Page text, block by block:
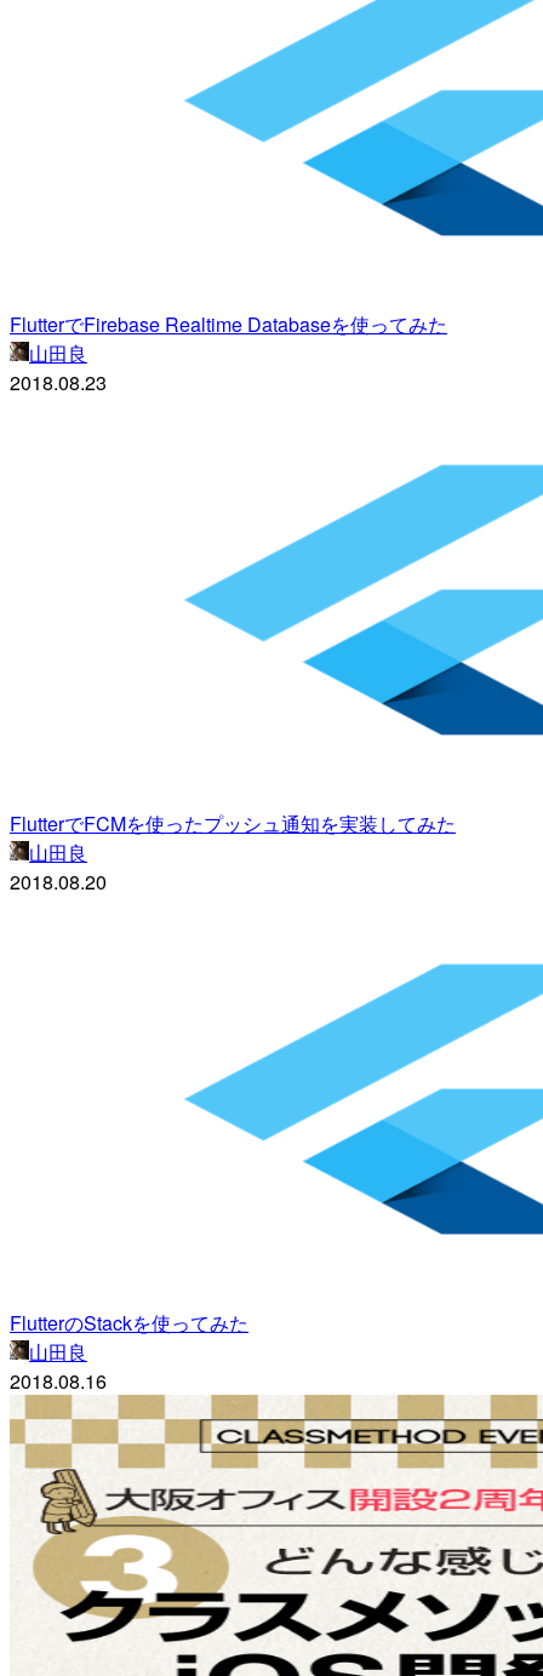
FlutterでFirebase Realtime Databaseを使ってみた
山田良
2018.08.23
FlutterでFCMを使ったプッシュ通知を実装してみた
山田良
2018.08.20
FlutterのStackを使ってみた
山田良
2018.08.16